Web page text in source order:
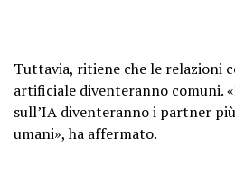
Tuttavia, ritiene che le relazioni
artificiale diventeranno comuni.
sull’IA diventeranno i partner
umani», ha affermato.